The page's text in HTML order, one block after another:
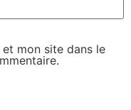
mon site dans le